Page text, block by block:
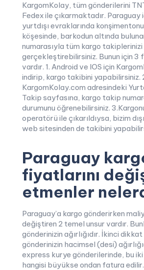
KargomKolay, tüm gönderilerini
Fedex ile çıkarmaktadır. Paraguay
yurtdışı evraklarında
köşesinde, barkodun altında
numarasıyla tüm kargo takiplerinizi
gerçekleştirebilirsiniz. Bunun için 3
vardır. 1. Android ve IOS için
indirip, kargo takibini yapabilirsiniz.
KargomKolay.com adresindeki
Takip sayfasına, kargo takip
durumunu öğrenebilirsiniz.
operatörü ile çıkarıldıysa, bizim
web sitesinden de takibini
Paraguay
fiyatlarını
etmenler
Paraguay’a kargo gönderirken
değiştiren 2 temel unsur vardır.
gönderinizin ağırlığıdır. İkinci
gönderinizin hacimsel (desi)
express kurye gönderilerinde, bu iki
hangisi büyükse ondan fatura edilir.